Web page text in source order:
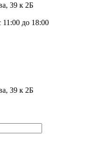
39 к 2Б
до 18:00
39 к 2Б